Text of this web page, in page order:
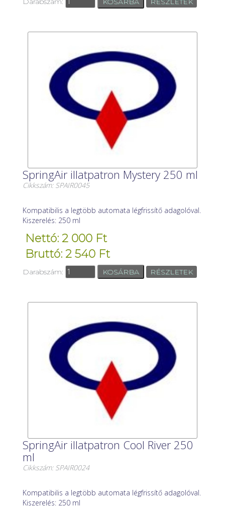
SpringAir illatpatron Mystery 250 ml
Cikkszám: SPAIR0045
Kompatibilis a legtöbb automata légfrissítő adagolóval.
Kiszerelés: 250 ml
Nettó: 2 000 Ft
Bruttó: 2 540 Ft
Darabszám: RÉSZLETEK
SpringAir illatpatron Cool River 250
ml
Cikkszám: SPAIR0024
Kompatibilis a legtöbb automata légfrissítő adagolóval.
Kiszerelés: 250 ml